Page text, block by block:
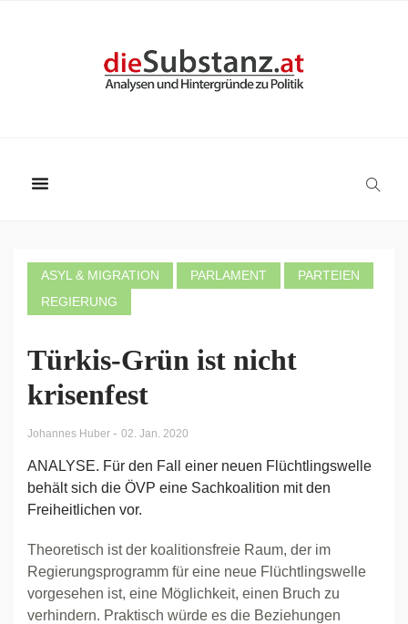
ASYL & MIGRATION PARLAMENT
PARTEIEN
REGIERUNG
Türkis-Grün ist nicht
krisenfest
Johannes Huber - 02. Jan. 2020
ANALYSE. Für den Fall einer neuen Flüchtlingswelle
behält sich die ÖVP eine Sachkoalition mit den
Freiheitlichen vor.
Theoretisch ist der koalitionsfreie Raum, der im
Regierungsprogramm für eine neue Flüchtlingswelle
vorgesehen ist, eine Möglichkeit, einen Bruch zu
verhindern. Praktisch würde es die Beziehungen